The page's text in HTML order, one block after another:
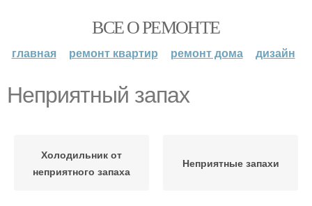
ВСЕ О РЕМОНТЕ
главная ремонт квартир ремонт дома дизайн
Неприятный запах
Холодильник от
неприятного запаха
Неприятные запахи